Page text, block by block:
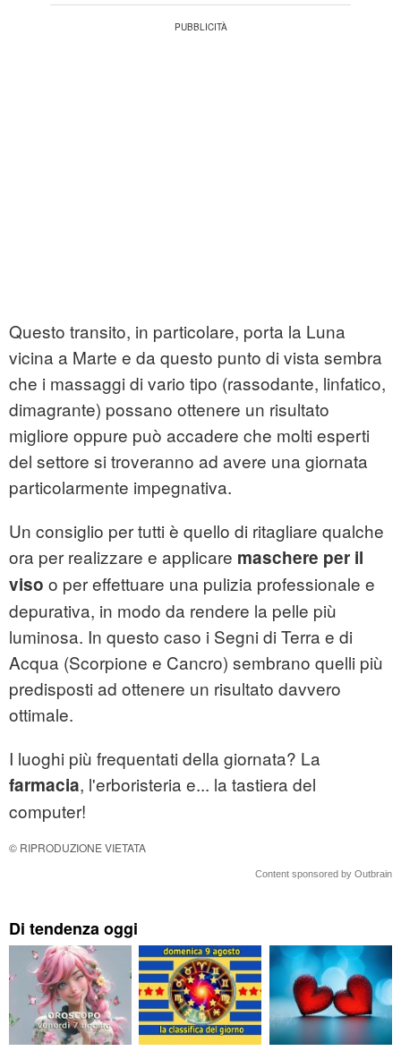
Questo transito, in particolare, porta la Luna
vicina a Marte e da questo punto di vista sembra
che i massaggi di vario tipo (rassodante, linfatico,
dimagrante) possano ottenere un risultato
migliore oppure può accadere che molti esperti
del settore si troveranno ad avere una giornata
particolarmente impegnativa.
Un consiglio per tutti è quello di ritagliare qualche
ora per realizzare e applicare maschere per il
viso o per effettuare una pulizia professionale e
depurativa, in modo da rendere la pelle più
luminosa. In questo caso i Segni di Terra e di
Acqua (Scorpione e Cancro) sembrano quelli più
predisposti ad ottenere un risultato davvero
ottimale.
I luoghi più frequentati della giornata? La
farmacia, l'erboristeria e... la tastiera del
computer!
© RIPRODUZIONE VIETATA
Content sponsored by Outbrain
Di tendenza oggi